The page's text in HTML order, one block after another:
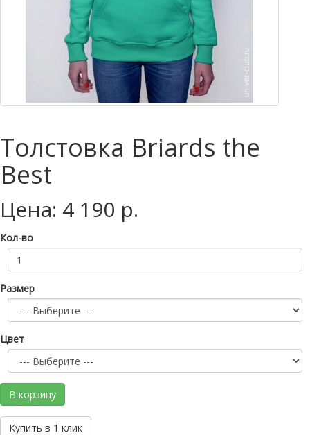
Толстовка Briards the
Best
Цена: 4 190 р.
Кол-во
Размер
Цвет
В корзину
Купить в 1 клик